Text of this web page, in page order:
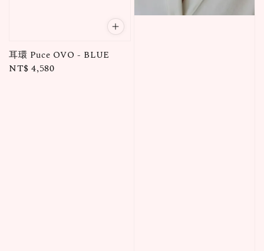
耳環 Puce OVO - BLUE
Regular
NT$ 4,580